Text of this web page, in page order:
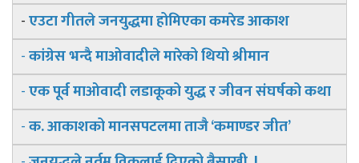
-एउटा गीतले जनयुद्धमा होमिएका कमरेड आकाश
-कांग्रेस भन्दै माओवादीले मारेको थियो श्रीमान
-एक पूर्व माओवादी लडाकूको युद्ध र जीवन संघर्षको कथा
-क. आकाशको मानसपटलमा ताजै ‘कमाण्डर जीत’